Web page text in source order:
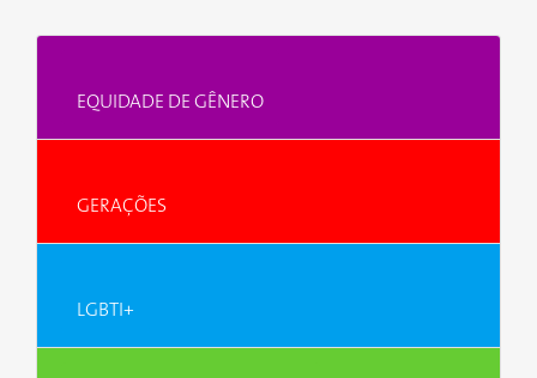
EQUIDADE DE GÊNERO
GERAÇÕES
LGBTI+